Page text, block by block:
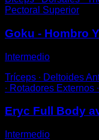
Pectoral Superior
Goku - Hombro
Intermedio
Tríceps ∙ Deltoides
∙ Rotadores Externos
Eryc Full Body
Intermedio